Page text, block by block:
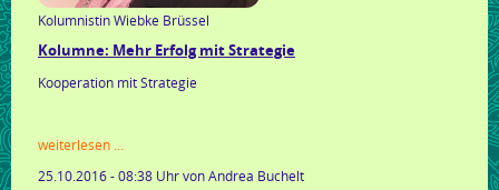
Kolumnistin Wiebke Brüssel
Kolumne: Mehr Erfolg mit Strategie
Kooperation mit Strategie
weiterlesen …
erfolg
25.10.2016 - 08:38 Uhrvon Andrea Buchelt